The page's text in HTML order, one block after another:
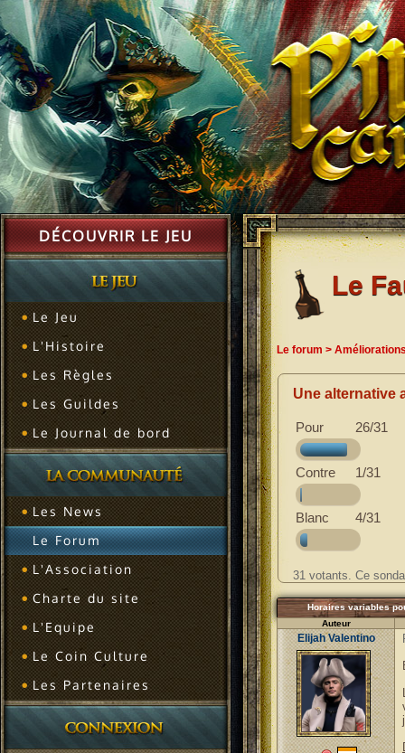
DÉCOUVRIR LE JEU
Le Jeu
L'Histoire
Les Règles
Les Guildes
Le Journal de bord
Les News
Le Forum
L'Association
Charte du site
L'Equipe
Le Coin Culture
Les Partenaires
Le
Le forum >
Une alternative
Pour 26/31
Contre 1/31
Blanc 4/31
31 votants. Ce
Horaires variables
Auteur
Elijah Valentino